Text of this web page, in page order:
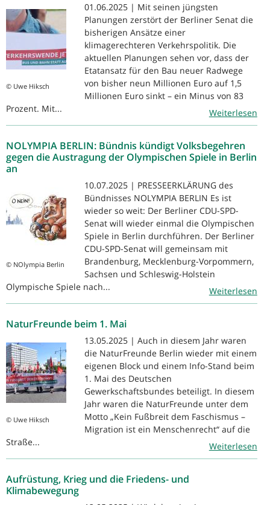
© Uwe Hiksch
01.06.2025 | Mit seinen jüngsten
Planungen zerstört der Berliner Senat die
bisherigen Ansätze einer
klimagerechteren Verkehrspolitik. Die
aktuellen Planungen sehen vor, dass der
Etatansatz für den Bau neuer Radwege
von bisher neun Millionen Euro auf 1,5
Millionen Euro sinkt – ein Minus von 83
Prozent. Mit...
Weiterlesen
NOLYMPIA BERLIN: Bündnis kündigt Volksbegehren
gegen die Austragung der Olympischen Spiele in Berlin
an
© NOlympia Berlin
10.07.2025 | PRESSEERKLÄRUNG des
Bündnisses NOLYMPIA BERLIN Es ist
wieder so weit: Der Berliner CDU-SPD-
Senat will wieder einmal die Olympischen
Spiele in Berlin durchführen. Der Berliner
CDU-SPD-Senat will gemeinsam mit
Brandenburg, Mecklenburg-Vorpommern,
Sachsen und Schleswig-Holstein
Olympische Spiele nach...
Weiterlesen
NaturFreunde beim 1. Mai
© Uwe Hiksch
13.05.2025 | Auch in diesem Jahr waren
die NaturFreunde Berlin wieder mit einem
eigenen Block und einem Info-Stand beim
1. Mai des Deutschen
Gewerkschaftsbundes beteiligt. In diesem
Jahr waren die NaturFreunde unter dem
Motto „Kein Fußbreit dem Faschismus –
Migration ist ein Menschenrecht“ auf die
Straße...
Weiterlesen
Aufrüstung, Krieg und die Friedens- und
Klimabewegung